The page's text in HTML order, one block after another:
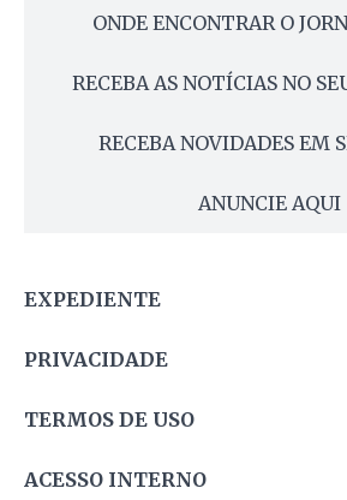
ONDE ENCONTRAR O
RECEBA AS NOTÍCIAS NO
RECEBA NOVIDADES EM
ANUNCIE AQUI
EXPEDIENTE
PRIVACIDADE
TERMOS DE USO
ACESSO INTERNO